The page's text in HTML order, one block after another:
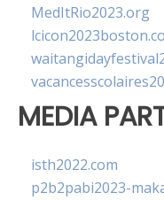
MedItRio2023.org
MEDIA
isth2022.com
p2b2pabi2023-